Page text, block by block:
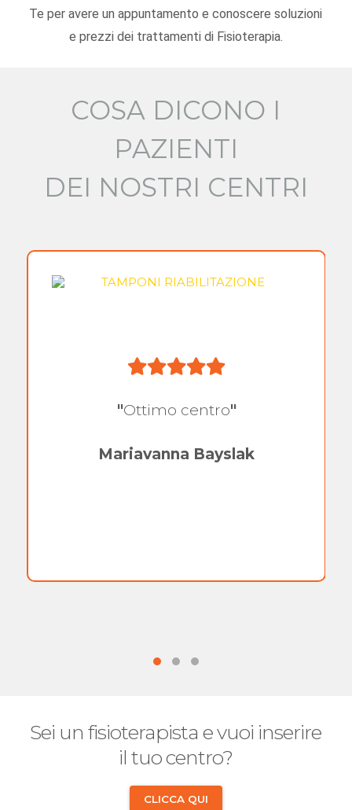
Te per avere un appuntamento e conoscere soluzioni
e prezzi dei trattamenti di Fisioterapia.
COSA DICONO I
PAZIENTI
DEI NOSTRI CENTRI
"Ottimo centro"
Mariavanna Bayslak
Sei un fisioterapista e vuoi inserire
il tuo centro?
CLICCA QUI